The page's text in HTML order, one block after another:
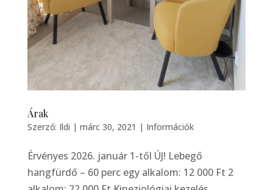
Árak
Szerző: Ildi | márc 30, 2021 | Információk
Érvényes 2026. január 1-től ÚJ! Lebegő
hangfürdő – 60 perc egy alkalom: 12 000 Ft 2